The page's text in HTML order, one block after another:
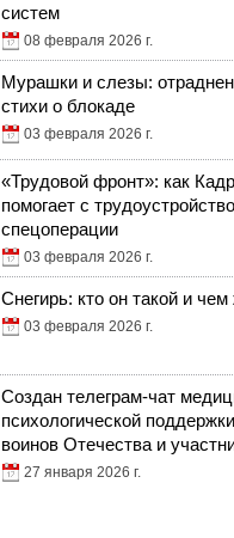
систем
08 февраля 2026 г.
Мурашки и слезы:
стихи о блокаде
03 февраля 2026 г.
«Трудовой фронт»: как
помогает с
спецоперации
03 февраля 2026 г.
Снегирь: кто он такой и чем
03 февраля 2026 г.
Создан телеграм-чат
психологической
воинов Отечества и
27 января 2026 г.